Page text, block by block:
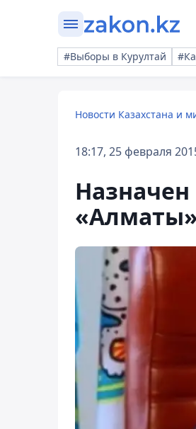
#Выборы в Курултай
Новости Казахстана и
18:17, 25 февраля